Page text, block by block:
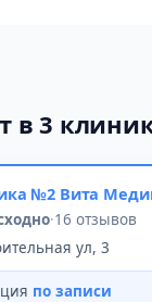
в 3
№2 Вита
·16 отзывов
ул, 3
по записи